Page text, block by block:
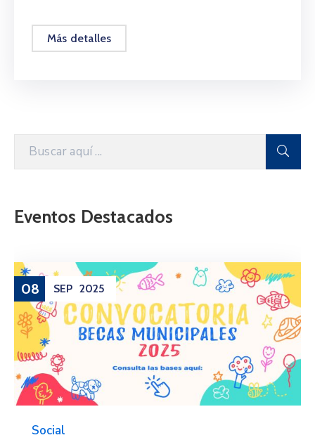
Más detalles
Eventos Destacados
08 SEP 2025
Social